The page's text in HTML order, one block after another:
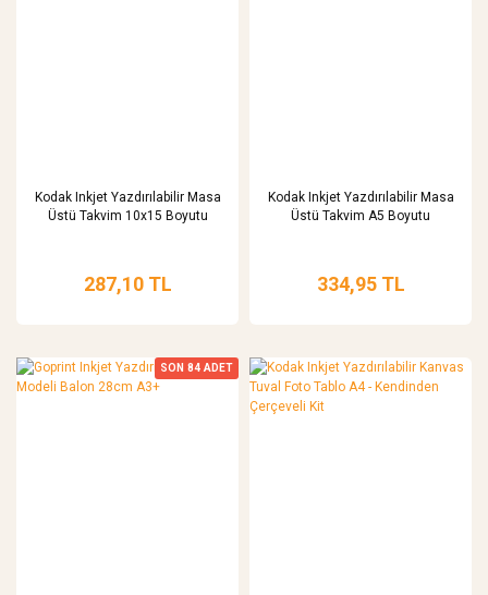
Kodak Inkjet Yazdırılabilir Masa
Üstü Takvim 10x15 Boyutu
287,10 TL
Kodak Inkjet Yazdırılabilir Masa
Üstü Takvim A5 Boyutu
334,95 TL
SON 84 ADET